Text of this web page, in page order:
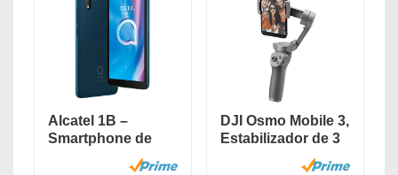
Alcatel 1B –
Smartphone de
DJI Osmo Mobile 3,
Estabilizador de 3